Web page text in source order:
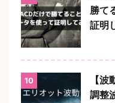
勝て
証明
10
【
調整